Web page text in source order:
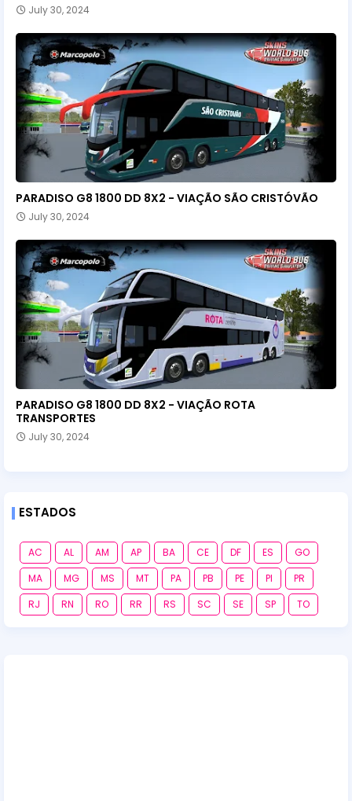
July 30, 2024
PARADISO G8 1800 DD 8X2 - VIAÇÃO SÃO CRISTÓVÃO
July 30, 2024
PARADISO G8 1800 DD 8X2 - VIAÇÃO ROTA
TRANSPORTES
July 30, 2024
ESTADOS
AC AL AM AP BA CE DF ES
GO
MA
MG MS MT PA PB PE PI
PR
RJ
RN RO RR RS SC SE SP TO